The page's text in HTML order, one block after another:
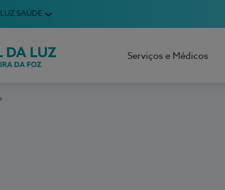
SAÚDE
da Figueira da Foz
Serviços e Médicos